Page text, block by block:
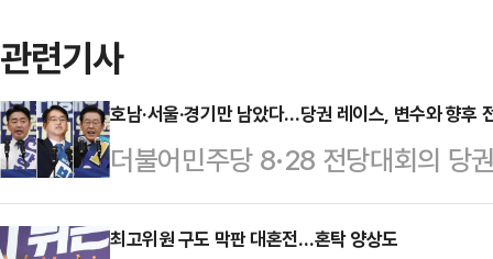
관련기사
호남·서울·경기만 남았다…당권 레이스, 변수와 향후
더불어민주당 8·28 전당대회의 당
됐다. 당대표 경선에서의 극적 반전
5명을 선출하는 최고위원 경선의
최고위원 구도 막판 대혼전…혼탁 양상도